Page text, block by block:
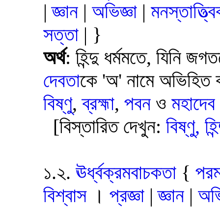
|জ্ঞান | অভিজ্ঞা |
সত্তা | }
অর্থ: হিন্দু ধর্মমতে, যিনি
দেবতাকে 'অ' নামে অভিহিত
বিষ্ণু,ব্রহ্মা, পবন ও মহাদেব
[বিস্তারিত দেখুন: বিষ্ণু,
১.২. ঊর্ধ্বক্রমবাচকতা {
বিশ্বাস। প্রজ্ঞা |জ্ঞান |